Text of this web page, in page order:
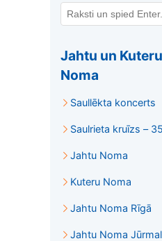
Jahtu un Kuteru
Noma
Saullēkta koncerts
Saulrieta kruīzs –
Jahtu Noma
Kuteru Noma
Jahtu Noma Rīgā
Jahtu Noma